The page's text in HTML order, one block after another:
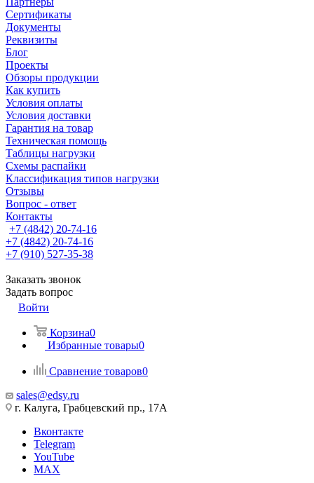
Сертификаты
Документы
Реквизиты
Блог
Проекты
Обзоры продукции
Как купить
Условия оплаты
Условия доставки
Гарантия на товар
Техническая помощь
Таблицы нагрузки
Схемы распайки
Классификация типов нагрузки
Отзывы
Вопрос - ответ
Контакты
+7 (4842) 20-74-16
+7 (4842) 20-74-16
+7 (910) 527-35-38
Заказать звонок
Задать вопрос
Войти
Корзина0
Избранные товары0
Сравнение товаров0
sales@edsy.ru
г. Калуга, Грабцевский пр., 17А
Вконтакте
Telegram
YouTube
MAX